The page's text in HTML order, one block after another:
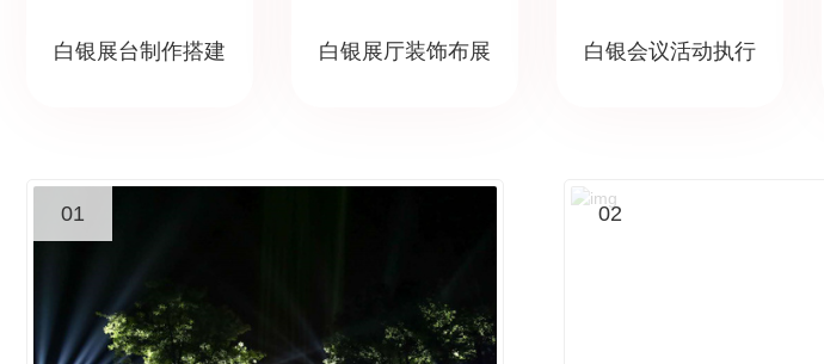
白银展台制作搭建 白银展厅装饰布展 白银会议活动执行
01 02